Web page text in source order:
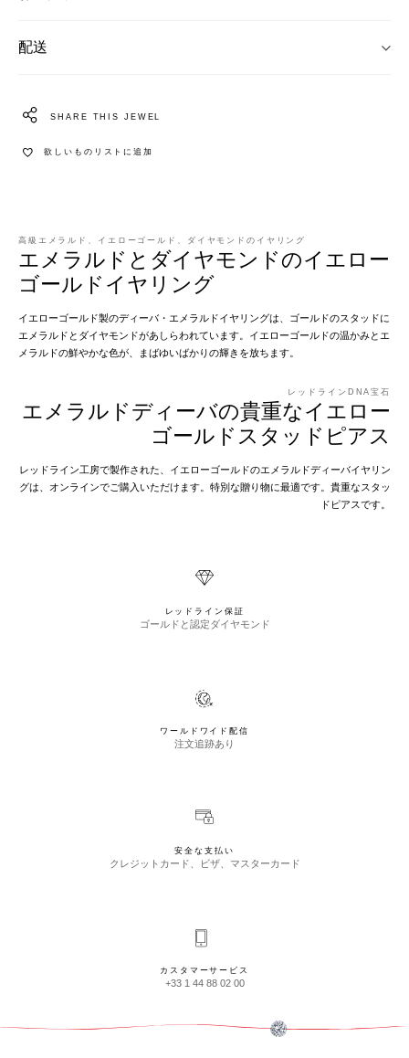
配送
SHARE THIS JEWEL
欲しいものリストに追加
高級エメラルド、イエローゴールド、ダイヤモンドのイヤリング
エメラルドとダイヤモンドのイエロー
ゴールドイヤリング
イエローゴールド製のディーバ・エメラルドイヤリングは、ゴールドのスタッドに
エメラルドとダイヤモンドがあしらわれています。イエローゴールドの温かみとエ
メラルドの鮮やかな色が、まばゆいばかりの輝きを放ちます。
レッドラインDNA宝石
エメラルドディーバの貴重なイエロー
ゴールドスタッドピアス
レッドライン工房で製作された、イエローゴールドのエメラルドディーバイヤリン
グは、オンラインでご購入いただけます。特別な贈り物に最適です。貴重なスタッ
ドピアスです。
レッドライン保証
ゴールドと認定ダイヤモンド
ワールドワイド配信
注文追跡あり
安全な支払い
クレジットカード、ビザ、マスターカード
カスタマーサービス
+33 1 44 88 02 00